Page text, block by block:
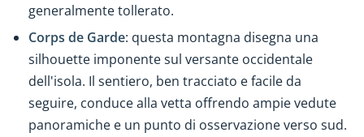
generalmente tollerato.
Corps de Garde: questa montagna disegna una
silhouette imponente sul versante occidentale
dell'isola. Il sentiero, ben tracciato e facile da
seguire, conduce alla vetta offrendo ampie vedute
panoramiche e un punto di osservazione verso sud.